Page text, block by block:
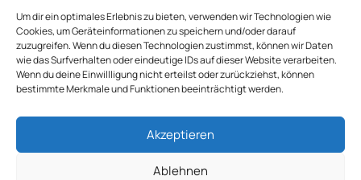
Um dir ein optimales Erlebnis zu bieten, verwenden wir Technologien wie
Cookies, um Geräteinformationen zu speichern und/oder darauf
zuzugreifen. Wenn du diesen Technologien zustimmst, können wir Daten
wie das Surfverhalten oder eindeutige IDs auf dieser Website verarbeiten.
Wenn du deine Einwillligung nicht erteilst oder zurückziehst, können
bestimmte Merkmale und Funktionen beeinträchtigt werden.
Akzeptieren
Ablehnen
Effiziente
Schneeabtransportlös
Ungen
Der Schneeabtransport in Leverkusen spielt eine
wichtige Rolle, um die Straßen und Gehwege